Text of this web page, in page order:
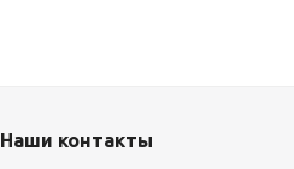
Наши контакты